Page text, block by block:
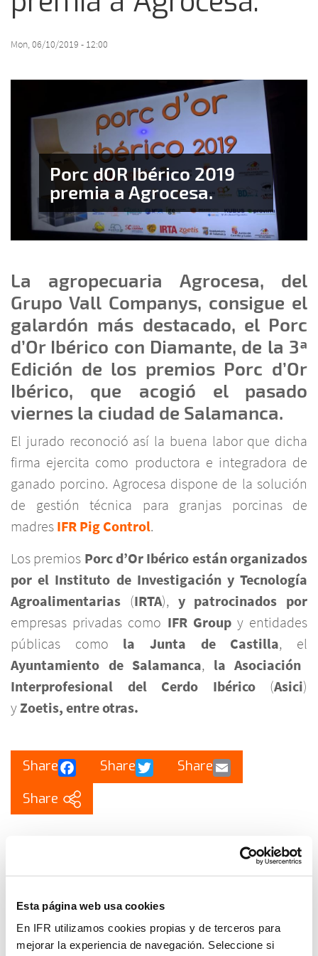
Esta página web usa cookies
En IFR utilizamos cookies propias y de terceros para
mejorar la experiencia de navegación. Seleccione si
Mon, 06/10/2019 - 12:00
Porc dOR Ibérico 2019
premia a Agrocesa.
La agropecuaria Agrocesa, del
Grupo Vall Companys, consigue el
galardón más destacado, el Porc
d’Or Ibérico con Diamante, de la 3ª
Edición de los premios Porc d’Or
Ibérico, que acogió el pasado
viernes la ciudad de Salamanca.
El jurado reconoció así la buena labor que dicha
firma ejercita como productora e integradora de
ganado porcino. Agrocesa dispone de la solución
de gestión técnica para granjas porcinas de
madres IFR Pig Control.
Los premios Porc d’Or Ibérico están organizados
por el Instituto de Investigación y Tecnología
Agroalimentarias (IRTA),y patrocinados por
empresas privadas como IFR Groupy entidades
públicas como la Junta de Castilla, el
Ayuntamiento de Salamanca, la Asociación
Interprofesional del Cerdo Ibérico(Asici)
yZoetis, entre otras.
Facebook Twitter